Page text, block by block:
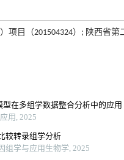
项目（201504324）; 陕西省